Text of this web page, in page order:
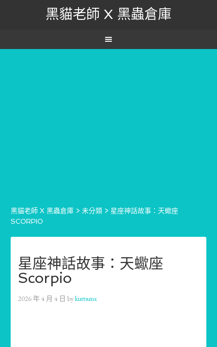
黑貓老師 X 黑蟲倉庫
黑貓老師 X 黑蟲倉庫 >未分類 > 星座神話故事：天蠍座
SCORPIO
星座神話故事：天蠍座
Scorpio
2026 年 4 月 4 日 bykurtsunx